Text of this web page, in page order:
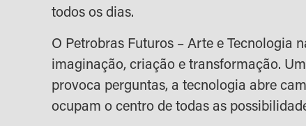
todos os dias.
O Petrobras Futuros – Arte e Tecnologia
imaginação, criação e transformação.
provoca perguntas, a tecnologia abre
ocupam o centro de todas as